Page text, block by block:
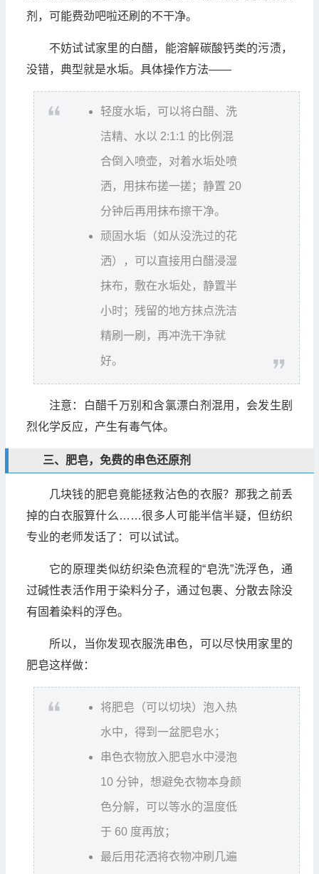
剂，可能费劲吧啦还刷的不干净。
不妨试试家里的白醋，能溶解碳酸钙类的污渍，
没错，典型就是水垢。具体操作方法——
轻度水垢，可以将白醋、洗
洁精、水以 2:1:1 的比例混
合倒入喷壶，对着水垢处喷
洒，用抹布搓一搓；静置 20
分钟后再用抹布擦干净。
顽固水垢（如从没洗过的花
洒），可以直接用白醋浸湿
抹布，敷在水垢处，静置半
小时；残留的地方抹点洗洁
精刷一刷，再冲洗干净就
好。
注意：白醋千万别和含氯漂白剂混用，会发生剧
烈化学反应，产生有毒气体。
三、肥皂，免费的串色还原剂
几块钱的肥皂竟能拯救沾色的衣服？那我之前丢
掉的白衣服算什么……很多人可能半信半疑，但纺织
专业的老师发话了：可以试试。
它的原理类似纺织染色流程的“皂洗”洗浮色，通
过碱性表活作用于染料分子，通过包裹、分散去除没
有固着染料的浮色。
所以，当你发现衣服洗串色，可以尽快用家里的
肥皂这样做：
将肥皂（可以切块）泡入热
水中，得到一盆肥皂水；
串色衣物放入肥皂水中浸泡
10 分钟，想避免衣物本身颜
色分解，可以等水的温度低
于 60 度再放；
最后用花洒将衣物冲刷几遍